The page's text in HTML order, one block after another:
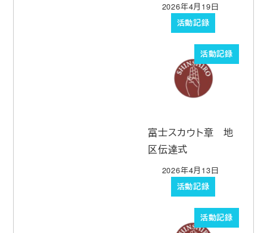
投稿日
2026年4月19日
活動記録
活動記録
富士スカウト章 地
区伝達式
投稿日
2026年4月13日
活動記録
活動記録